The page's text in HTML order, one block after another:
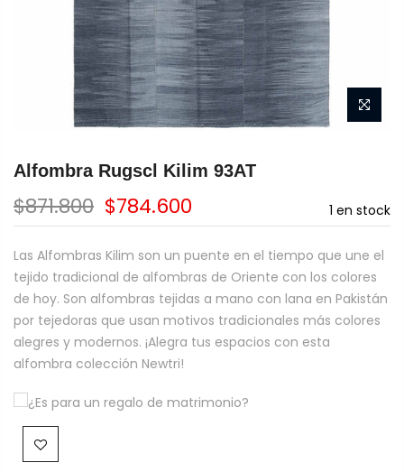
Alfombra Rugscl Kilim 93AT
1 en stock
$871.800 $784.600
Las Alfombras Kilim son un puente en el tiempo que une el
tejido tradicional de alfombras de Oriente con los colores
de hoy. Son alfombras tejidas a mano con lana en Pakistán
por tejedoras que usan motivos tradicionales más colores
alegres y modernos. ¡Alegra tus espacios con esta
alfombra colección Newtri!
¿Es para un regalo de matrimonio?